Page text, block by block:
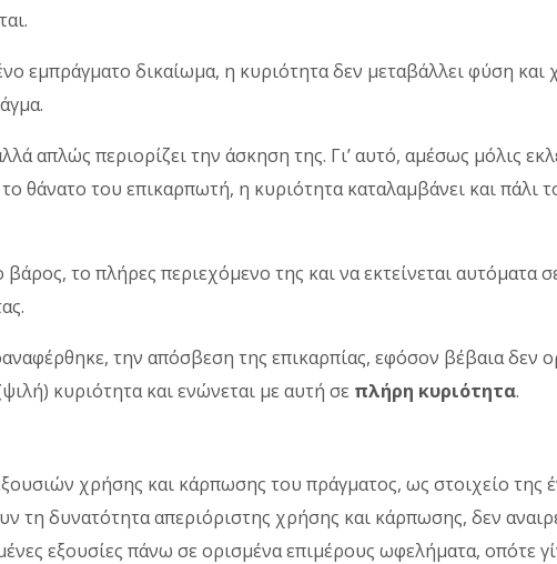
εμπράγματο δικαίωμα, η κυριότητα δεν μεταβάλλει φύση και
απλώς περιορίζει την άσκηση της. Γι’ αυτό, αμέσως μόλις
θάνατο του επικαρπωτή, η κυριότητα καταλαμβάνει και πάλι
το πλήρες περιεχόμενο της και να εκτείνεται αυτόματα
την απόσβεση της επικαρπίας, εφόσον βέβαια δεν
κυριότητα και ενώνεται με αυτή σε πλήρη κυριότητα.
χρήσης και κάρπωσης του πράγματος, ως στοιχείο της
τη δυνατότητα απεριόριστης χρήσης και κάρπωσης, δεν
εξουσίες πάνω σε ορισμένα επιμέρους ωφελήματα, οπότε